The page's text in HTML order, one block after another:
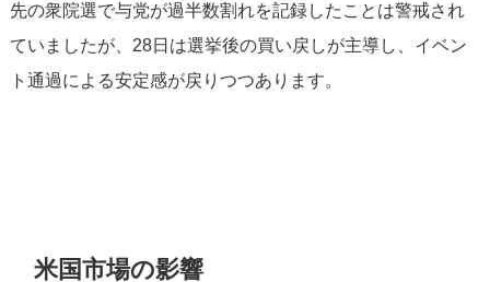
先の衆院選で与党が過半数割れを記録したことは警戒され
ていましたが、28日は選挙後の買い戻しが主導し、イベン
ト通過による安定感が戻りつつあります。
米国市場の影響